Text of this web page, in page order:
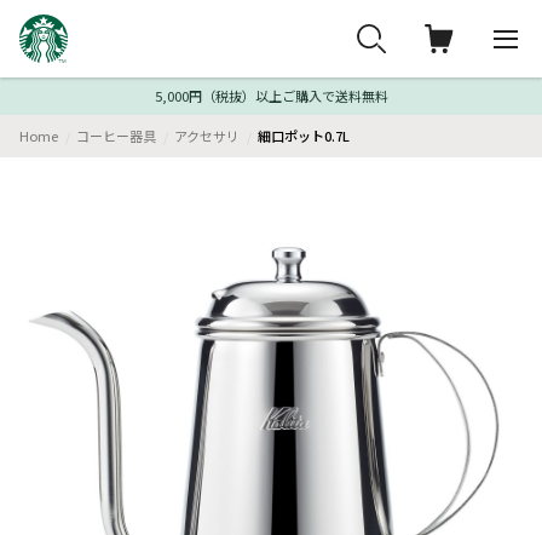
5,000円（税抜）以上ご購入で送料無料
Home コーヒー器具 アクセサリ 細口ポット0.7L